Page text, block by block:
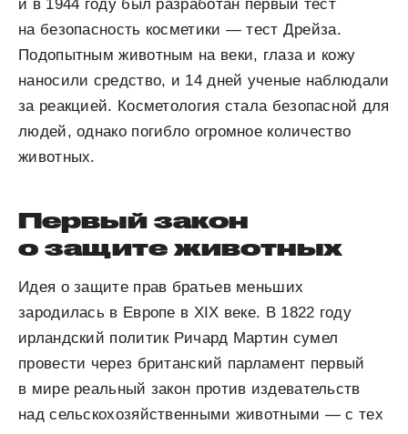
и в 1944 году был разработан первый тест
на безопасность косметики — тест Дрейза.
Подопытным животным на веки, глаза и кожу
наносили средство, и 14 дней ученые наблюдали
за реакцией. Косметология стала безопасной для
людей, однако погибло огромное количество
животных.
Первый закон
о защите животных
Идея о защите прав братьев меньших
зародилась в Европе в XIX веке. В 1822 году
ирландский политик Ричард Мартин сумел
провести через британский парламент первый
в мире реальный закон против издевательств
над сельскохозяйственными животными — с тех